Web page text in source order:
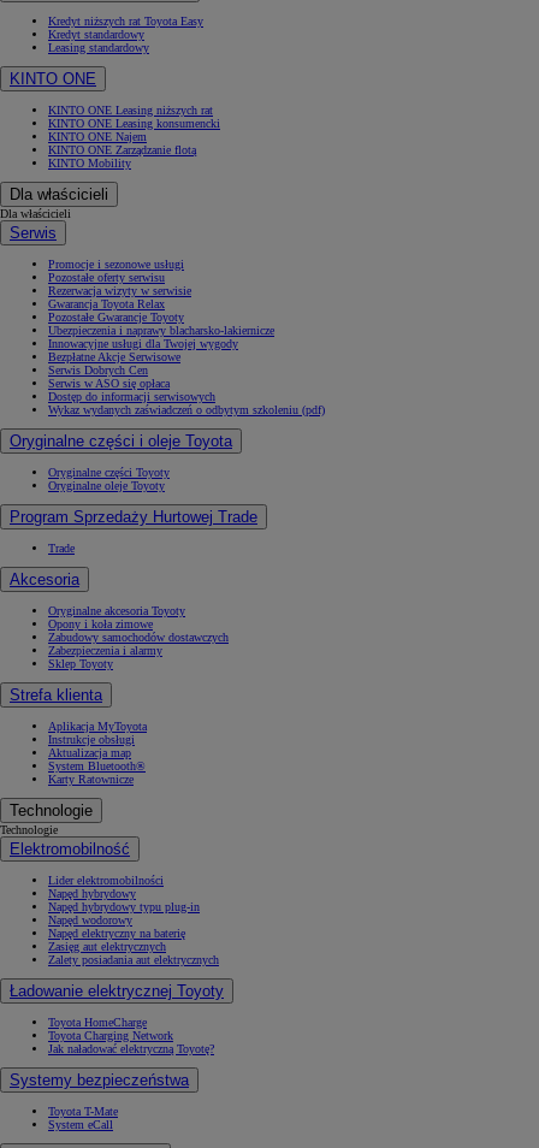
Kredyt niższych rat Toyota Easy
Kredyt standardowy
Leasing standardowy
KINTO ONE
KINTO ONE Leasing niższych rat
KINTO ONE Leasing konsumencki
KINTO ONE Najem
KINTO ONE Zarządzanie flotą
KINTO Mobility
Dla właścicieli
Dla właścicieli
Serwis
Promocje i sezonowe usługi
Pozostałe oferty serwisu
Rezerwacja wizyty w serwisie
Gwarancja Toyota Relax
Pozostałe Gwarancje Toyoty
Ubezpieczenia i naprawy blacharsko-lakiernicze
Innowacyjne usługi dla Twojej wygody
Bezpłatne Akcje Serwisowe
Serwis Dobrych Cen
Serwis w ASO się opłaca
Dostęp do informacji serwisowych
Wykaz wydanych zaświadczeń o odbytym szkoleniu (pdf)
Oryginalne części i oleje Toyota
Oryginalne części Toyoty
Oryginalne oleje Toyoty
Program Sprzedaży Hurtowej Trade
Trade
Akcesoria
Oryginalne akcesoria Toyoty
Opony i koła zimowe
Zabudowy samochodów dostawczych
Zabezpieczenia i alarmy
Sklep Toyoty
Strefa klienta
Aplikacja MyToyota
Instrukcje obsługi
Aktualizacja map
System Bluetooth®
Karty Ratownicze
Technologie
Technologie
Elektromobilność
Lider elektromobilności
Napęd hybrydowy
Napęd hybrydowy typu plug-in
Napęd wodorowy
Napęd elektryczny na baterię
Zasięg aut elektrycznych
Zalety posiadania aut elektrycznych
Ładowanie elektrycznej Toyoty
Toyota HomeCharge
Toyota Charging Network
Jak naładować elektryczną Toyotę?
Systemy bezpieczeństwa
Toyota T-Mate
System eCall